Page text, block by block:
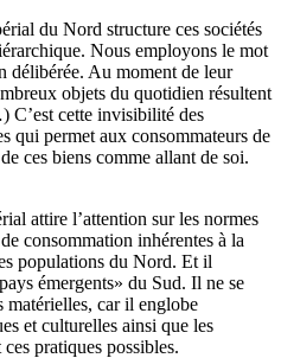
du Nord structure ces sociétés
Nous employons le mot
délibérée. Au moment de leur
objets du quotidien résultent
C’est cette invisibilité des
qui permet aux consommateurs de
ces biens comme allant de soi.
attire l’attention sur les normes
consommation inhérentes à la
populations du Nord. Et il
émergents» du Sud. Il ne se
matérielles, car il englobe
et culturelles ainsi que les
pratiques possibles.